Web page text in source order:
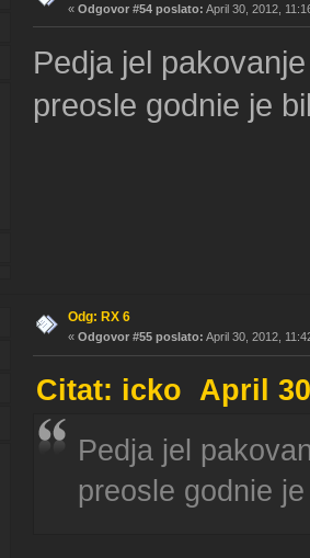
« Odgovor #54 poslato: April 30, 2012,
Pedja jel
preosle godnie je
Odg: RX 6
« Odgovor #55 poslato: April 30, 2012,
Citat: icko April
Pedja jel
preosle godnie